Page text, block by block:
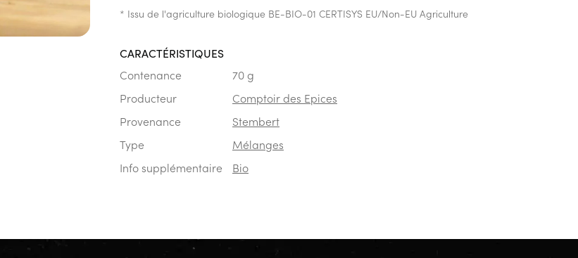
* Issu de l'agriculture biologique BE-BIO-01 CERTISYS EU/Non-EU Agriculture
CARACTÉRISTIQUES
Contenance
70 g
Producteur
Comptoir des Epices
Provenance
Stembert
Type
Mélanges
Info supplémentaire
Bio